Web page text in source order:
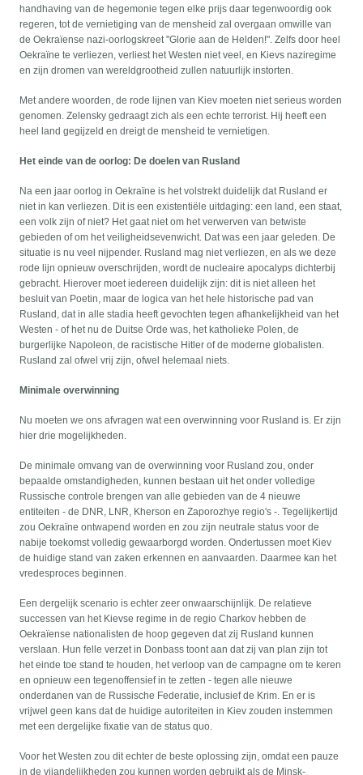
handhaving van de hegemonie tegen elke prijs daar tegenwoordig ook
regeren, tot de vernietiging van de mensheid zal overgaan omwille van
de Oekraïense nazi-oorlogskreet "Glorie aan de Helden!". Zelfs door heel
Oekraïne te verliezen, verliest het Westen niet veel, en Kievs naziregime
en zijn dromen van wereldgrootheid zullen natuurlijk instorten.
Met andere woorden, de rode lijnen van Kiev moeten niet serieus worden
genomen. Zelensky gedraagt zich als een echte terrorist. Hij heeft een
heel land gegijzeld en dreigt de mensheid te vernietigen.
Het einde van de oorlog: De doelen van Rusland
Na een jaar oorlog in Oekraïne is het volstrekt duidelijk dat Rusland er
niet in kan verliezen. Dit is een existentiële uitdaging: een land, een staat,
een volk zijn of niet? Het gaat niet om het verwerven van betwiste
gebieden of om het veiligheidsevenwicht. Dat was een jaar geleden. De
situatie is nu veel nijpender. Rusland mag niet verliezen, en als we deze
rode lijn opnieuw overschrijden, wordt de nucleaire apocalyps dichterbij
gebracht. Hierover moet iedereen duidelijk zijn: dit is niet alleen het
besluit van Poetin, maar de logica van het hele historische pad van
Rusland, dat in alle stadia heeft gevochten tegen afhankelijkheid van het
Westen - of het nu de Duitse Orde was, het katholieke Polen, de
burgerlijke Napoleon, de racistische Hitler of de moderne globalisten.
Rusland zal ofwel vrij zijn, ofwel helemaal niets.
Minimale overwinning
Nu moeten we ons afvragen wat een overwinning voor Rusland is. Er zijn
hier drie mogelijkheden.
De minimale omvang van de overwinning voor Rusland zou, onder
bepaalde omstandigheden, kunnen bestaan uit het onder volledige
Russische controle brengen van alle gebieden van de 4 nieuwe
entiteiten - de DNR, LNR, Kherson en Zaporozhye regio's -. Tegelijkertijd
zou Oekraïne ontwapend worden en zou zijn neutrale status voor de
nabije toekomst volledig gewaarborgd worden. Ondertussen moet Kiev
de huidige stand van zaken erkennen en aanvaarden. Daarmee kan het
vredesproces beginnen.
Een dergelijk scenario is echter zeer onwaarschijnlijk. De relatieve
successen van het Kievse regime in de regio Charkov hebben de
Oekraïense nationalisten de hoop gegeven dat zij Rusland kunnen
verslaan. Hun felle verzet in Donbass toont aan dat zij van plan zijn tot
het einde toe stand te houden, het verloop van de campagne om te keren
en opnieuw een tegenoffensief in te zetten - tegen alle nieuwe
onderdanen van de Russische Federatie, inclusief de Krim. En er is
vrijwel geen kans dat de huidige autoriteiten in Kiev zouden instemmen
met een dergelijke fixatie van de status quo.
Voor het Westen zou dit echter de beste oplossing zijn, omdat een pauze
in de vijandelijkheden zou kunnen worden gebruikt als de Minsk-